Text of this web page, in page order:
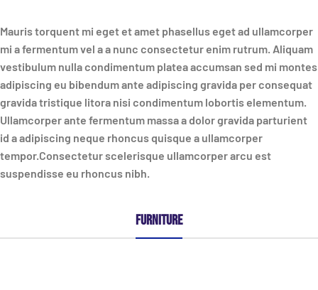
Mauris torquent mi eget et amet phasellus eget ad ullamcorper
mi a fermentum vel a a nunc consectetur enim rutrum. Aliquam
vestibulum nulla condimentum platea accumsan sed mi montes
adipiscing eu bibendum ante adipiscing gravida per consequat
gravida tristique litora nisi condimentum lobortis elementum.
Ullamcorper ante fermentum massa a dolor gravida parturient
id a adipiscing neque rhoncus quisque a ullamcorper
tempor.Consectetur scelerisque ullamcorper arcu est
suspendisse eu rhoncus nibh.
FURNITURE